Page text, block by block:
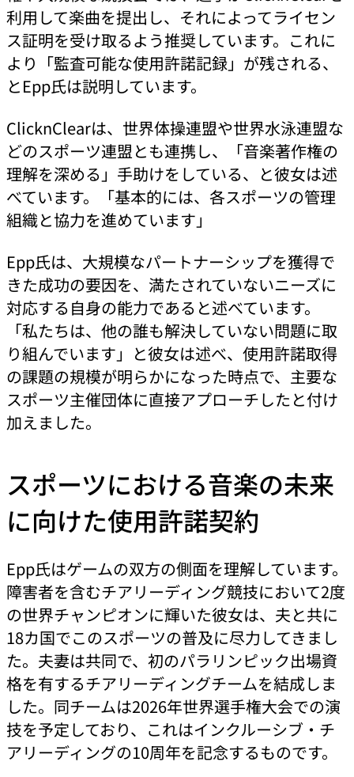
利用して楽曲を提出し、それによってライセン
ス証明を受け取るよう推奨しています。これに
より「監査可能な使用許諾記録」が残される、
とEpp氏は説明しています。
ClicknClearは、世界体操連盟や世界水泳連盟な
どのスポーツ連盟とも連携し、「音楽著作権の
理解を深める」手助けをしている、と彼女は述
べています。「基本的には、各スポーツの管理
組織と協力を進めています」
Epp氏は、大規模なパートナーシップを獲得で
きた成功の要因を、満たされていないニーズに
対応する自身の能力であると述べています。
「私たちは、他の誰も解決していない問題に取
り組んでいます」と彼女は述べ、使用許諾取得
の課題の規模が明らかになった時点で、主要な
スポーツ主催団体に直接アプローチしたと付け
加えました。
スポーツにおける音楽の未来
に向けた使用許諾契約
Epp氏はゲームの双方の側面を理解しています。
障害者を含むチアリーディング競技において2度
の世界チャンピオンに輝いた彼女は、夫と共に
18カ国でこのスポーツの普及に尽力してきまし
た。夫妻は共同で、初のパラリンピック出場資
格を有するチアリーディングチームを結成しま
した。同チームは2026年世界選手権大会での演
技を予定しており、これはインクルーシブ・チ
アリーディングの10周年を記念するものです。